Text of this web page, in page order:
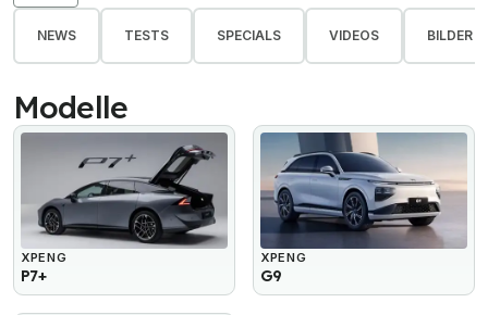
NEWS TESTS SPECIALS VIDEOS BILDER
Modelle
XPENG
P7+
XPENG
G9